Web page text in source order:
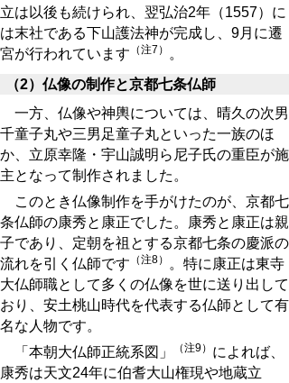
立は以後も続けられ、翌弘治2年（1557）に
は末社である下山護法神が完成し、9月に遷
宮が行われています （注7） 。
（2）仏像の制作と京都七条仏師
一方、仏像や神輿については、晴久の次男
千童子丸や三男足童子丸といった一族のほ
か、立原幸隆・宇山誠明ら尼子氏の重臣が施
主となって制作されました。
このとき仏像制作を手がけたのが、京都七
条仏師の康秀と康正でした。康秀と康正は親
子であり、定朝を祖とする京都七条の慶派の
流れを引く仏師です （注8）
。特に康正は東寺
大仏師職として多くの仏像を世に送り出して
おり、安土桃山時代を代表する仏師として有
名な人物です。
「本朝大仏師正統系図」
（注9） によれば、
康秀は天文24年に伯耆大山権現や地蔵立